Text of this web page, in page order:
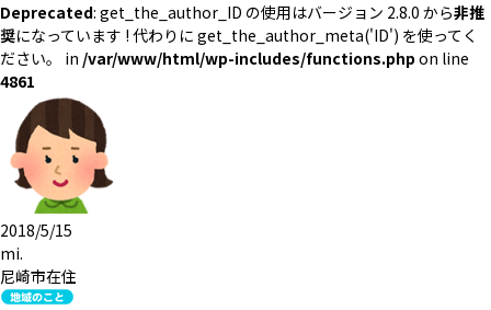
Deprecated: get_the_author_ID の使用はバージョン 2.8.0 から非推
奨になっています ! 代わりに get_the_author_meta('ID') を使ってく
ださい。 in /var/www/html/wp-includes/functions.php on line
4861
2018/5/15
mi.
尼崎市在住